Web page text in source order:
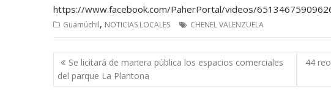
https://www.facebook.com/PaherPortal/videos/
Guamúchil, NOTICIAS LOCALES CHENEL VALENZUELA
Navegación
de
Se licitará de manera pública los espacios comerciales
del parque La Plantona
44